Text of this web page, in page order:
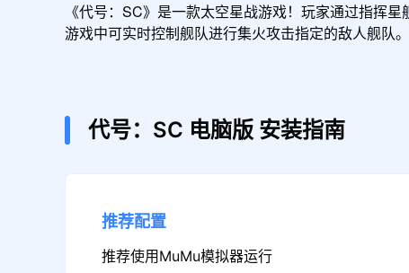
《代号：SC》是一款太空星战游戏！玩家通过指挥
游戏中可实时控制舰队进行集火攻击指定的敌人舰队
代号：SC 电脑版 安装指南
推荐配置
推荐使用MuMu模拟器运行